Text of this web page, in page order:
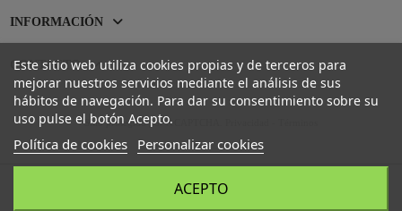
INFORMACIÓN
CONTACTO
Este sitio web utiliza cookies propias y de terceros para
mejorar nuestros servicios mediante el análisis de sus
hábitos de navegación. Para dar su consentimiento sobre su
uso pulse el botón Acepto.
Política de cookies Personalizar cookies
ACEPTO
Sitio protegido por reCAPTCHA.